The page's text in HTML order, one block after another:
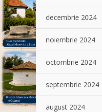
decembrie 2024
noiembrie 2024
octombrie 2024
septembrie 2024
august 2024